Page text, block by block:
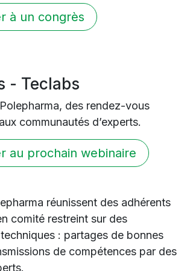
à un congrès
- Teclabs
des rendez-vous
communautés d’experts.
au prochain webinaire
réunissent des adhérents
comité restreint sur des
: partages de bonnes
de compétences par des